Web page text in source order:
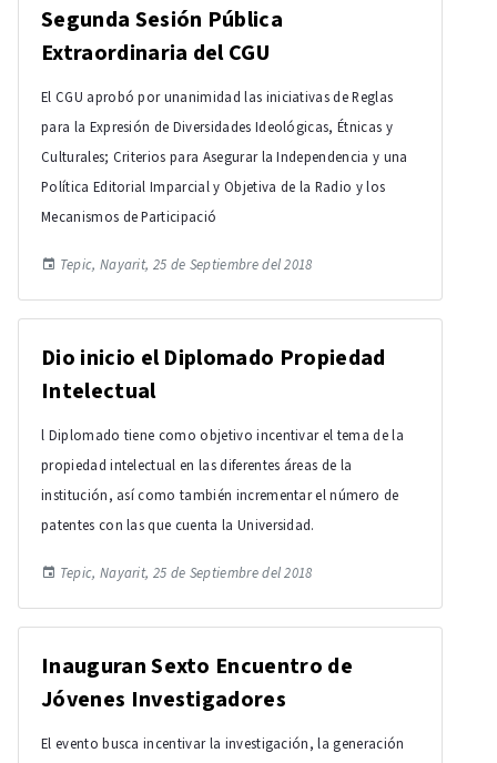
Segunda Sesión Pública
Extraordinaria del CGU
El CGU aprobó por unanimidad las iniciativas de Reglas
para la Expresión de Diversidades Ideológicas, Étnicas y
Culturales; Criterios para Asegurar la Independencia y una
Política Editorial Imparcial y Objetiva de la Radio y los
Mecanismos de Participació
Tepic, Nayarit, 25 de Septiembre del 2018
Dio inicio el Diplomado Propiedad
Intelectual
l Diplomado tiene como objetivo incentivar el tema de la
propiedad intelectual en las diferentes áreas de la
institución, así como también incrementar el número de
patentes con las que cuenta la Universidad.
Tepic, Nayarit, 25 de Septiembre del 2018
Inauguran Sexto Encuentro de
Jóvenes Investigadores
El evento busca incentivar la investigación, la generación